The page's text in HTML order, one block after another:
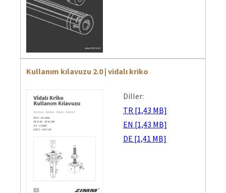
Kullanım kılavuzu 2.0 | vidalı kriko
Diller:
TR [1,43 MB]
EN [1,43 MB]
DE [1,41 MB]